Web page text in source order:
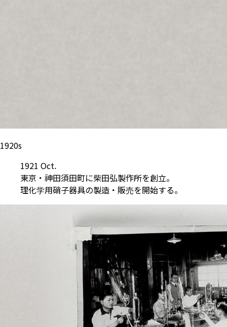
1920s
1921 Oct.
東京・神田須田町に柴田弘製作所を創立。
理化学用硝子器具の製造・販売を開始する。